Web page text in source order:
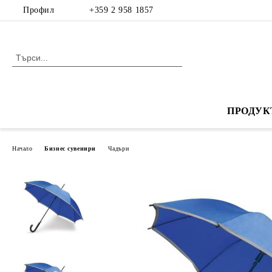
Профил +359 2 958 1857
Начало Бизнес сувенири Чадъри